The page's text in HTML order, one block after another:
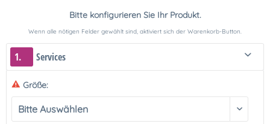
Bitte konfigurieren Sie Ihr Produkt.
Wenn alle nötigen Felder gewählt sind, aktiviert sich der Warenkorb-Button.
1. Services
Größe: